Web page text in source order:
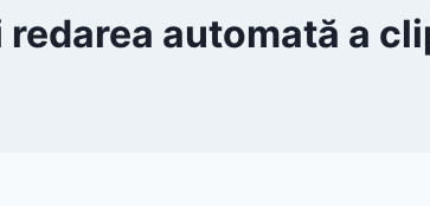
automată a